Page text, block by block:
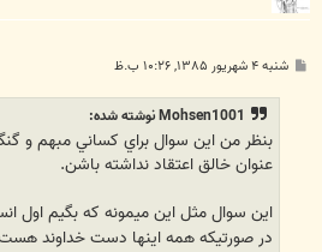
پ شنبه ۴ شهریور ۱۳۸۵, ۱۰:۲۶ ب.ظ
Mohsen1001 نوشته شده:
بنظر من اين سوال براي کساني مبهم و
عنوان خالق اعتقاد نداشته باشن.
اين سوال مثل اين ميمونه که بگيم اول
در صورتيکه همه اينها دست خداوند